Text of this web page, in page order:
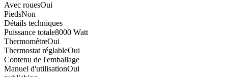
Avec rouesOui
PiedsNon
Détails techniques
Puissance totale8000 Watt
ThermomètreOui
Thermostat réglableOui
Contenu de l'emballage
Manuel d'utilisationOui